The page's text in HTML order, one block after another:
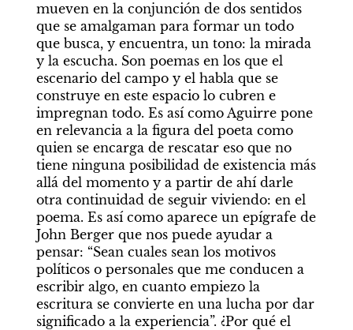
mueven en la conjunción de dos sentidos
que se amalgaman para formar un todo
que busca, y encuentra, un tono: la mirada
y la escucha. Son poemas en los que el
escenario del campo y el habla que se
construye en este espacio lo cubren e
impregnan todo. Es así como Aguirre pone
en relevancia a la figura del poeta como
quien se encarga de rescatar eso que no
tiene ninguna posibilidad de existencia más
allá del momento y a partir de ahí darle
otra continuidad de seguir viviendo: en el
poema. Es así como aparece un epígrafe de
John Berger que nos puede ayudar a
pensar: “Sean cuales sean los motivos
políticos o personales que me conducen a
escribir algo, en cuanto empiezo la
escritura se convierte en una lucha por dar
significado a la experiencia”. ¿Por qué el